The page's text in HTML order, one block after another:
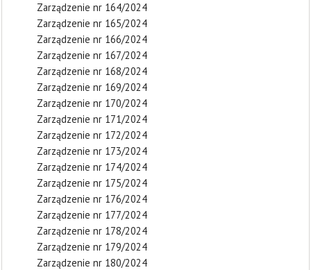
Zarządzenie nr 164/2024
Zarządzenie nr 165/2024
Zarządzenie nr 166/2024
Zarządzenie nr 167/2024
Zarządzenie nr 168/2024
Zarządzenie nr 169/2024
Zarządzenie nr 170/2024
Zarządzenie nr 171/2024
Zarządzenie nr 172/2024
Zarządzenie nr 173/2024
Zarządzenie nr 174/2024
Zarządzenie nr 175/2024
Zarządzenie nr 176/2024
Zarządzenie nr 177/2024
Zarządzenie nr 178/2024
Zarządzenie nr 179/2024
Zarządzenie nr 180/2024